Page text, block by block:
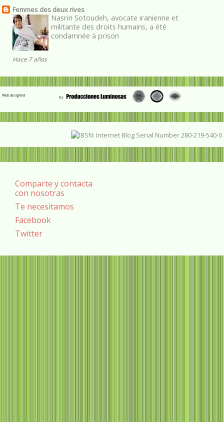
Femmes des deux rives
Nasrin Sotoudeh, avocate iranienne et
militante des droits humains, a été
condamnée à prison
Hace 7 años
Web designed
Comparte y contacta
con nosotras
Te necesitamos
Facebook
Twitter